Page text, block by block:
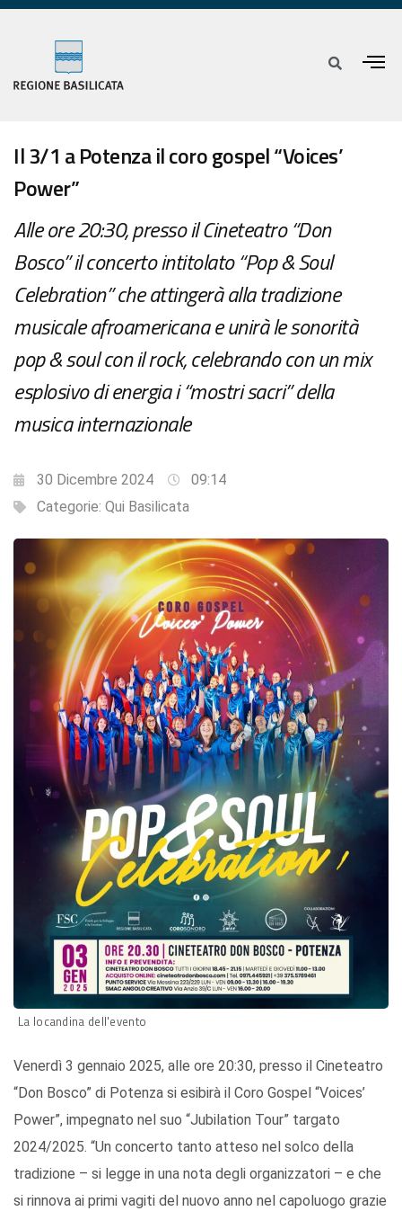
Il 3/1 a Potenza il coro gospel “Voices’
Power”
Alle ore 20:30, presso il Cineteatro “Don
Bosco” il concerto intitolato “Pop & Soul
Celebration” che attingerà alla tradizione
musicale afroamericana e unirà le sonorità
pop & soul con il rock, celebrando con un mix
esplosivo di energia i “mostri sacri” della
musica internazionale
30 Dicembre 2024
09:14
Categorie: Qui Basilicata
La locandina dell'evento
Venerdì 3 gennaio 2025, alle ore 20:30, presso il Cineteatro
“Don Bosco” di Potenza si esibirà il Coro Gospel “Voices’
Power”, impegnato nel suo “Jubilation Tour” targato
2024/2025. “Un concerto tanto atteso nel solco della
tradizione – si legge in una nota degli organizzatori – e che
si rinnova ai primi vagiti del nuovo anno nel capoluogo grazie